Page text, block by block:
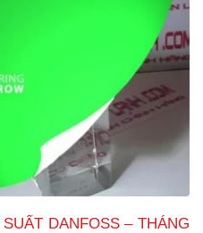
DANFOSS – THÁNG